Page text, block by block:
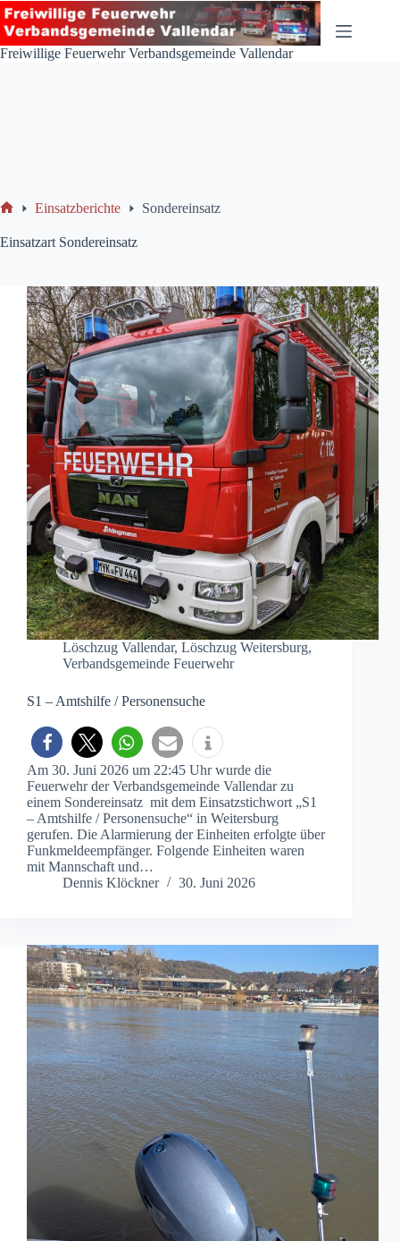
Zum
Inhalt
springen
Freiwillige Feuerwehr Verbandsgemeinde Vallendar
Einsatzberichte Sondereinsatz
Einsatzart Sondereinsatz
Löschzug Vallendar, Löschzug Weitersburg,
Verbandsgemeinde Feuerwehr
S1 – Amtshilfe / Personensuche
Am 30. Juni 2026 um 22:45 Uhr wurde die
Feuerwehr der Verbandsgemeinde Vallendar zu
einem Sondereinsatz mit dem Einsatzstichwort „S1
– Amtshilfe / Personensuche“ in Weitersburg
gerufen. Die Alarmierung der Einheiten erfolgte über
Funkmeldeempfänger. Folgende Einheiten waren
mit Mannschaft und…
Dennis Klöckner
30. Juni 2026